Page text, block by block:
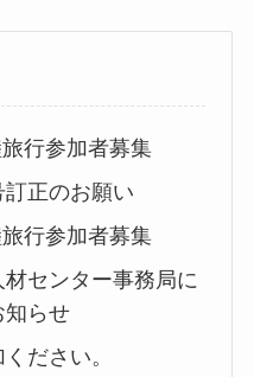
行参加者募集
正のお願い
行参加者募集
センター事務局に
知らせ
ださい。